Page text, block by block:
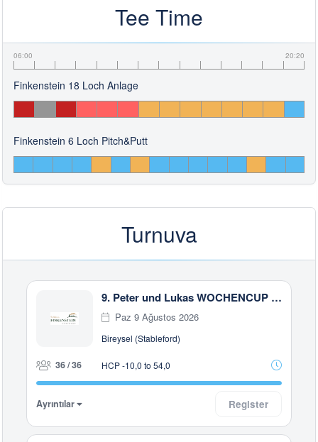
Tee Time
06:00 20:20
Finkenstein 18 Loch Anlage
Finkenstein 6 Loch Pitch&Putt
Turnuva
9. Peter und Lukas WOCHENCUP powered by RUBNER & Golfhouse
Paz 9 Ağustos 2026
Bireysel (Stableford)
36 / 36 HCP -10,0 to 54,0
Ayrıntılar Register